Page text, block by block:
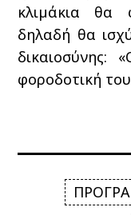
κλιμάκια θα
δηλαδή θα
φοροδοτική